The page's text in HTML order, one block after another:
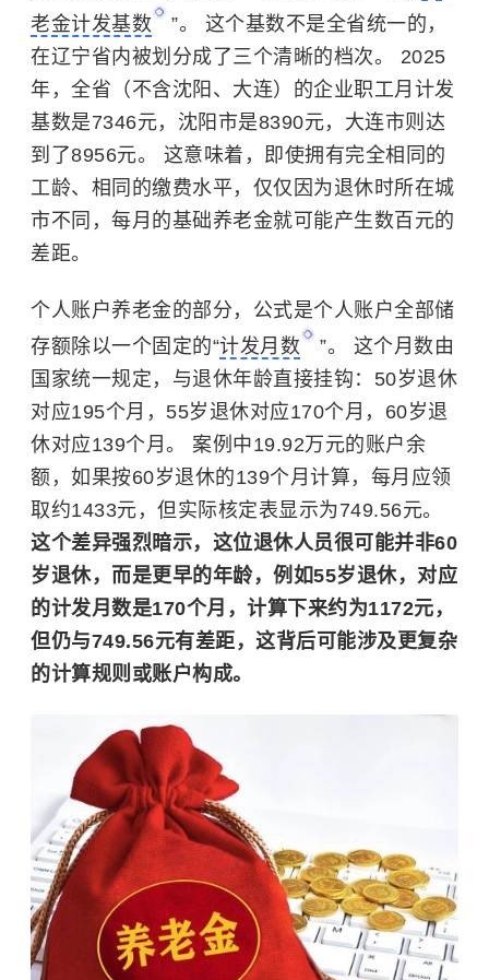
老金计发基数
”。 这个基数不是全省统一的，
在辽宁省内被划分成了三个清晰的档次。 2025
年，全省（不含沈阳、大连）的企业职工月计发
基数是7346元，沈阳市是8390元，大连市则达
到了8956元。 这意味着，即使拥有完全相同的
工龄、相同的缴费水平，仅仅因为退休时所在城
市不同，每月的基础养老金就可能产生数百元的
差距。
个人账户养老金的部分，公式是个人账户全部储
存额除以一个固定的“计发月数
”。 这个月数由
国家统一规定，与退休年龄直接挂钩：50岁退休
对应195个月，55岁退休对应170个月，60岁退
休对应139个月。 案例中19.92万元的账户余
额，如果按60岁退休的139个月计算，每月应领
取约1433元，但实际核定表显示为749.56元。
这个差异强烈暗示，这位退休人员很可能并非60
岁退休，而是更早的年龄，例如55岁退休，对应
的计发月数是170个月，计算下来约为1172元，
但仍与749.56元有差距，这背后可能涉及更复杂
的计算规则或账户构成。